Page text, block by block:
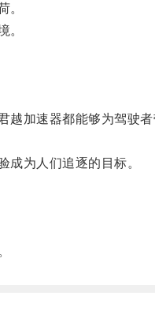
。
。
加速器都能够为驾驶者
为人们追逐的目标。